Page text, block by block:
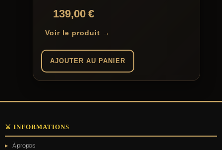
139,00€
Voir le produit →
AJOUTER AU PANIER
⚔️ INFORMATIONS
À propos